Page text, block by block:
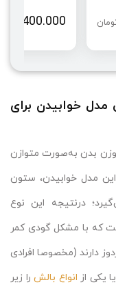
#
#مناسب برای
61.400.000
مدل خوابیدن برای
وزن بدن به‌صورت متوازن
مدل خوابیدن، ستون
درنتیجه این نوع
که با مشکل گودی کمر
دارند (مخصوصا افرادی
یکی از انواع بالشرا زیر